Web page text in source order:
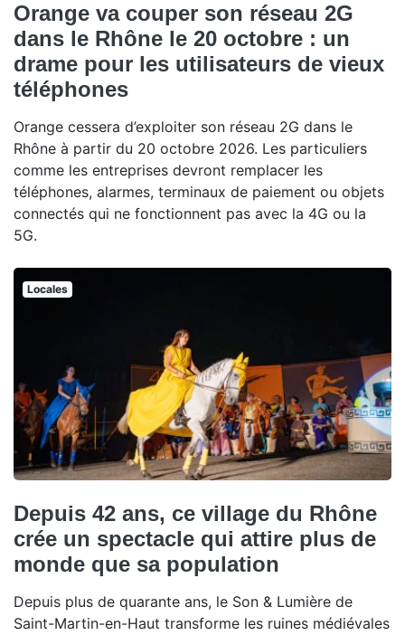
Orange va couper son réseau 2G
dans le Rhône le 20 octobre : un
drame pour les utilisateurs de vieux
téléphones
Orange cessera d’exploiter son réseau 2G dans le
Rhône à partir du 20 octobre 2026. Les particuliers
comme les entreprises devront remplacer les
téléphones, alarmes, terminaux de paiement ou objets
connectés qui ne fonctionnent pas avec la 4G ou la
5G.
Locales
Depuis 42 ans, ce village du Rhône
crée un spectacle qui attire plus de
monde que sa population
Depuis plus de quarante ans, le Son & Lumière de
Saint-Martin-en-Haut transforme les ruines médiévales